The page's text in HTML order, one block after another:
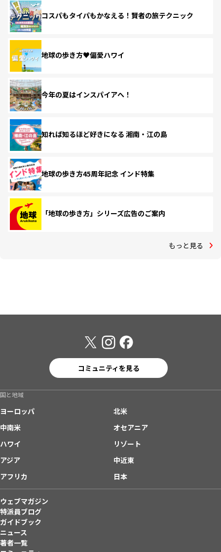
コスパもタイパもかなえる！賢者の旅テクニック
地球の歩き方♥偏愛ハワイ
今年の夏はインスパイアへ！
知れば知るほど好きになる 湘南・江の島
地球の歩き方45周年記念 インド特集
「地球の歩き方」シリーズ広告のご案内
もっと見る
コミュニティを見る
国と地域
ヨーロッパ
北米
中南米
オセアニア
ハワイ
リゾート
アジア
中近東
アフリカ
日本
ウェブマガジン
特派員ブログ
ガイドブック
ニュース
著者一覧